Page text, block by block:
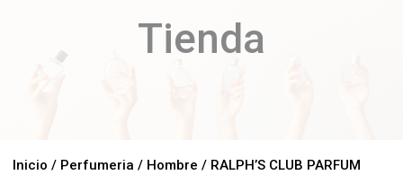
Tienda
Inicio / Perfumeria / Hombre / RALPH’S CLUB PARFUM